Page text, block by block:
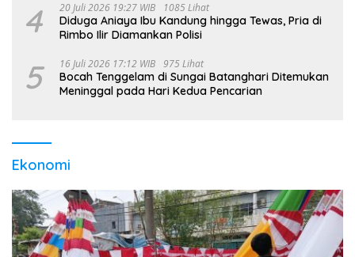
4 20 Juli 2026 19:27 WIB 1085 Lihat
Diduga Aniaya Ibu Kandung hingga Tewas, Pria di
Rimbo Ilir Diamankan Polisi
5 16 Juli 2026 17:12 WIB 975 Lihat
Bocah Tenggelam di Sungai Batanghari Ditemukan
Meninggal pada Hari Kedua Pencarian
Ekonomi